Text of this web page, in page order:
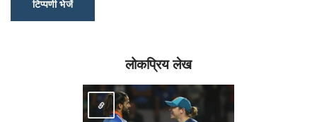
टिप्पणी भेजें
लोकप्रिय लेख